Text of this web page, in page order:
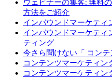
ウェビナーの集客: 無料
方法をご紹介
インバウンドマーケティ
インバウンドマーケティ
ティング
今さら聞けない「 コンテ
コンテンツマーケティン
コンテンツマーケティン